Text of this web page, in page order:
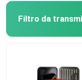
Cobertura da
Tanque de
Filtro da